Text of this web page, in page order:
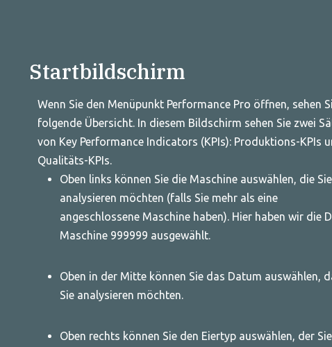
Startbildschirm
Wenn Sie den Menüpunkt Performance Pro öffnen, sehen
folgende Übersicht. In diesem Bildschirm sehen Sie zwei
von Key Performance Indicators (KPIs): Produktions-KPIs
Qualitäts-KPIs.
Oben links können Sie die Maschine auswählen, die Sie
analysieren möchten (falls Sie mehr als eine
angeschlossene Maschine haben). Hier haben wir die
Maschine 999999 ausgewählt.
Oben in der Mitte können Sie das Datum auswählen,
Sie analysieren möchten.
Oben rechts können Sie den Eiertyp auswählen, der Sie